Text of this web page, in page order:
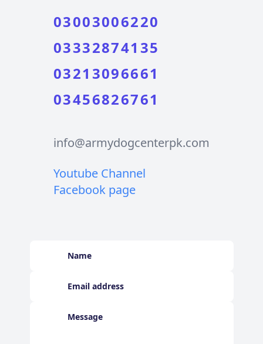
03003006220
03332874135
03213096661
03456826761
info@armydogcenterpk.com
Youtube Channel
Facebook page